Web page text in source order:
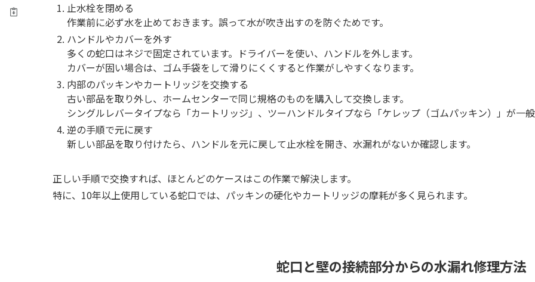
止水栓を閉める
作業前に必ず水を止めておきます。誤って水が吹き出すのを防ぐためです。
ハンドルやカバーを外す
多くの蛇口はネジで固定されています。ドライバーを使い、ハンドルを外します。
カバーが固い場合は、ゴム手袋をして滑りにくくすると作業がしやすくなります。
内部のパッキンやカートリッジを交換する
古い部品を取り外し、ホームセンターで同じ規格のものを購入して交換します。
シングルレバータイプなら「カートリッジ」、ツーハンドルタイプなら「ケレップ（ゴムパッキン）」が一
逆の手順で元に戻す
新しい部品を取り付けたら、ハンドルを元に戻して止水栓を開き、水漏れがないか確認します。
正しい手順で交換すれば、ほとんどのケースはこの作業で解決します。
特に、10年以上使用している蛇口では、パッキンの硬化やカートリッジの摩耗が多く見られます。
蛇口と壁の接続部分からの水漏れ修理方法